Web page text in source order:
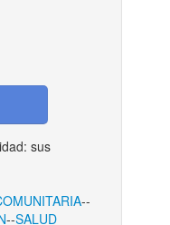
sus
--
--SALUD